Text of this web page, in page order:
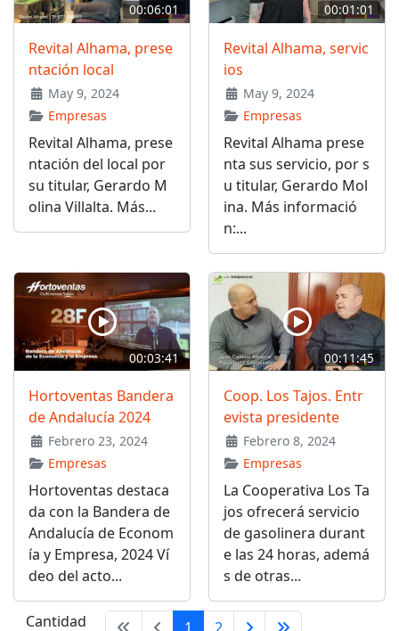
00:06:01
Revital Alhama, prese
ntación local
May 9, 2024
Empresas
Revital Alhama, prese
ntación del local por
su titular, Gerardo M
olina Villalta. Más...
00:01:01
Revital Alhama, servic
ios
May 9, 2024
Empresas
Revital Alhama prese
nta sus servicio, por s
u titular, Gerardo Mol
ina. Más informació
n:...
00:03:41
Hortoventas Bandera
de Andalucía 2024
Febrero 23, 2024
Empresas
Hortoventas destaca
da con la Bandera de
Andalucía de Econom
ía y Empresa, 2024 Ví
deo del acto...
00:11:45
Coop. Los Tajos. Entr
evista presidente
Febrero 8, 2024
Empresas
La Cooperativa Los Ta
jos ofrecerá servicio
de gasolinera durant
e las 24 horas, ademá
s de otras...
Cantidad